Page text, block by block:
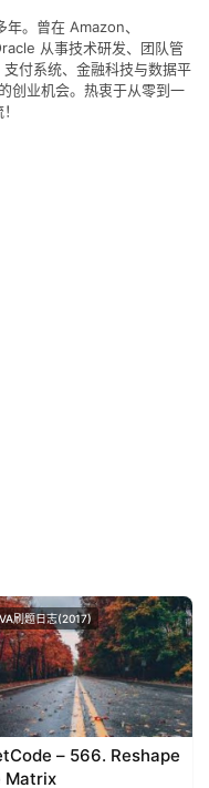
。曾在 Amazon、
从事技术研发、团队管
付系统、金融科技与数据平
创业机会。热衷于从零到一
刷题日志(2017)
– 566. Reshape
Matrix